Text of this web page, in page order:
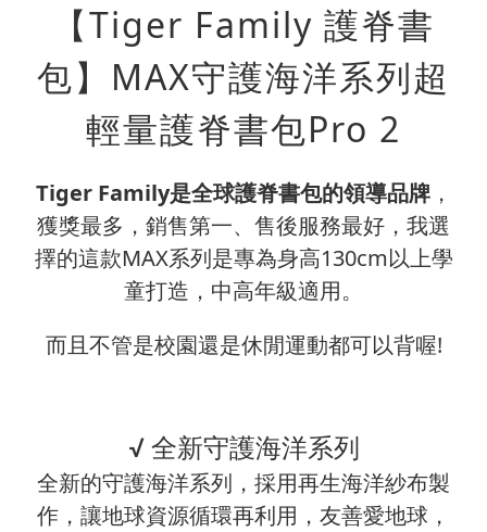
【Tiger Family 護脊書
包】MAX守護海洋系列超
輕量護脊書包Pro 2
Tiger Family是全球護脊書包的領導品牌，
獲獎最多，銷售第一、售後服務最好，我選
擇的這款MAX系列是專為身高130cm以上學
童打造，中高年級適用。
而且不管是校園還是休閒運動都可以背喔!
√ 全新守護海洋系列
全新的守護海洋系列，採用再生海洋紗布製
作，讓地球資源循環再利用，友善愛地球，